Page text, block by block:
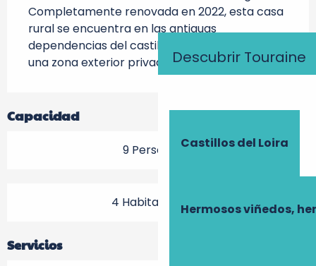
Descubrir Touraine
Castillos del Loira
Hermosos viñedos,
Completamente renovada en 2022, esta casa
rural se encuentra en las antiguas
dependencias del castillo vecino y cuenta con
una zona exterior privada y una piscina
Capacidad
9 Persona(s)
4 Habitación(es)
Servicios